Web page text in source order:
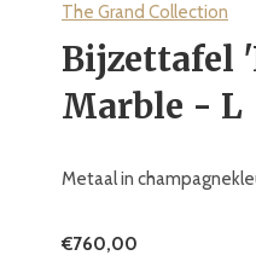
The Grand Collection
Bijzettafel
Marble - L
Metaal in
€760,00